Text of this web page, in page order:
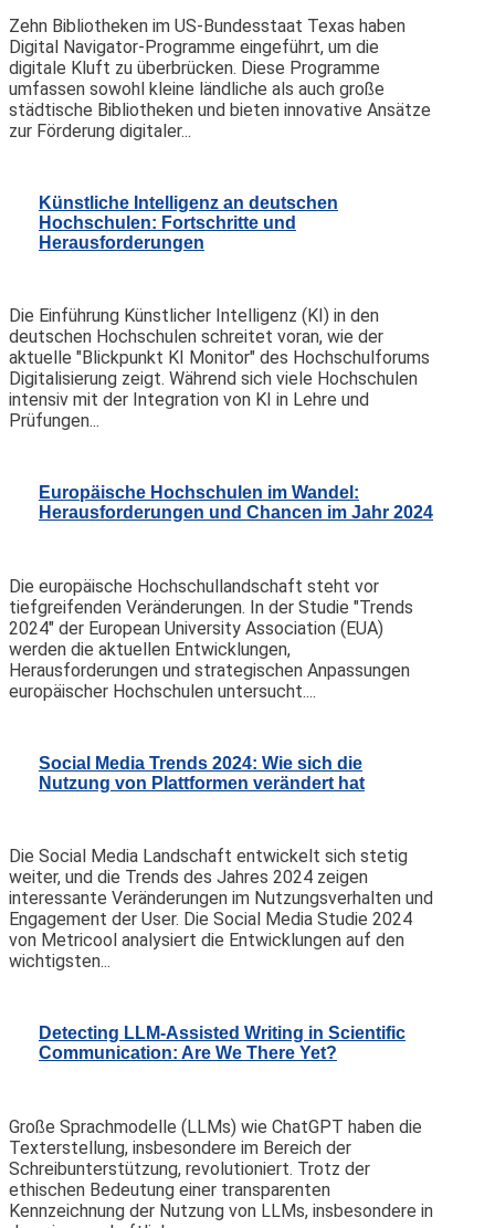
Zehn Bibliotheken im US-Bundesstaat Texas haben
Digital Navigator-Programme eingeführt, um die
digitale Kluft zu überbrücken. Diese Programme
umfassen sowohl kleine ländliche als auch große
städtische Bibliotheken und bieten innovative Ansätze
zur Förderung digitaler...
Künstliche Intelligenz an deutschen
Hochschulen: Fortschritte und
Herausforderungen
Die Einführung Künstlicher Intelligenz (KI) in den
deutschen Hochschulen schreitet voran, wie der
aktuelle "Blickpunkt KI Monitor" des Hochschulforums
Digitalisierung zeigt. Während sich viele Hochschulen
intensiv mit der Integration von KI in Lehre und
Prüfungen...
Europäische Hochschulen im Wandel:
Herausforderungen und Chancen im Jahr 2024
Die europäische Hochschullandschaft steht vor
tiefgreifenden Veränderungen. In der Studie "Trends
2024" der European University Association (EUA)
werden die aktuellen Entwicklungen,
Herausforderungen und strategischen Anpassungen
europäischer Hochschulen untersucht....
Social Media Trends 2024: Wie sich die
Nutzung von Plattformen verändert hat
Die Social Media Landschaft entwickelt sich stetig
weiter, und die Trends des Jahres 2024 zeigen
interessante Veränderungen im Nutzungsverhalten und
Engagement der User. Die Social Media Studie 2024
von Metricool analysiert die Entwicklungen auf den
wichtigsten...
Detecting LLM-Assisted Writing in Scientific
Communication: Are We There Yet?
Große Sprachmodelle (LLMs) wie ChatGPT haben die
Texterstellung, insbesondere im Bereich der
Schreibunterstützung, revolutioniert. Trotz der
ethischen Bedeutung einer transparenten
Kennzeichnung der Nutzung von LLMs, insbesondere in